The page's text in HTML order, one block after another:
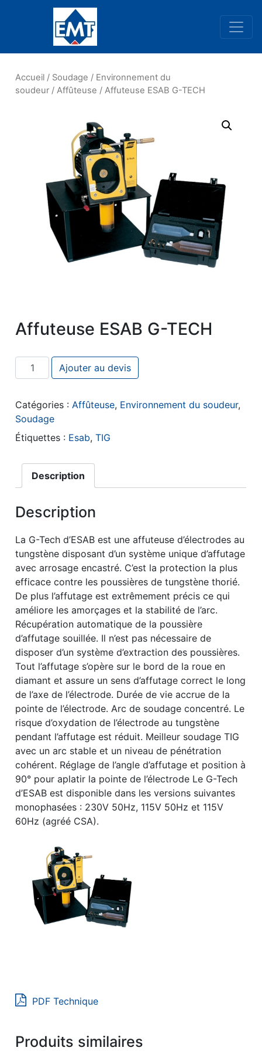
Navigation principale
Accueil / Soudage / Environnement du
soudeur /Affûteuse / Affuteuse ESAB G-TECH
Affuteuse ESAB G-TECH
quantité de Affuteuse ESAB G-TECH
Ajouter au devis
Catégories :Affûteuse, Environnement du soudeur,
Soudage
Étiquettes : Esab,TIG
Description
Description
La G-Tech d’ESAB est une affuteuse d’électrodes au
tungstène disposant d’un système unique d’affutage
avec arrosage encastré. C’est la protection la plus
efficace contre les poussières de tungstène thorié.
De plus l’affutage est extrêmement précis ce qui
améliore les amorçages et la stabilité de l’arc.
Récupération automatique de la poussière
d’affutage souillée. Il n’est pas nécessaire de
disposer d’un système d’extraction des poussières.
Tout l’affutage s’opère sur le bord de la roue en
diamant et assure un sens d’affutage correct le long
de l’axe de l’électrode. Durée de vie accrue de la
pointe de l’électrode. Arc de soudage concentré. Le
risque d’oxydation de l’électrode au tungstène
pendant l’affutage est réduit. Meilleur soudage TIG
avec un arc stable et un niveau de pénétration
cohérent. Réglage de l’angle d’affutage et position à
90° pour aplatir la pointe de l’électrode Le G-Tech
d’ESAB est disponible dans les versions suivantes
monophasées : 230V 50Hz, 115V 50Hz et 115V
60Hz (agréé CSA).
PDF Technique
Produits similaires